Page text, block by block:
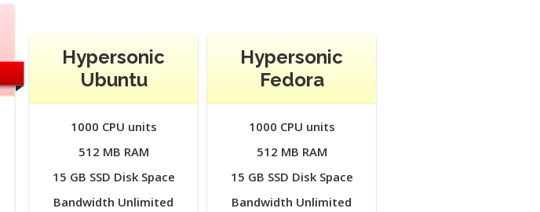
Hypersonic
Ubuntu
1000 CPU units
512 MB RAM
15 GB SSD Disk Space
Bandwidth Unlimited
Hypersonic
Fedora
1000 CPU units
512 MB RAM
15 GB SSD Disk Space
Bandwidth Unlimited